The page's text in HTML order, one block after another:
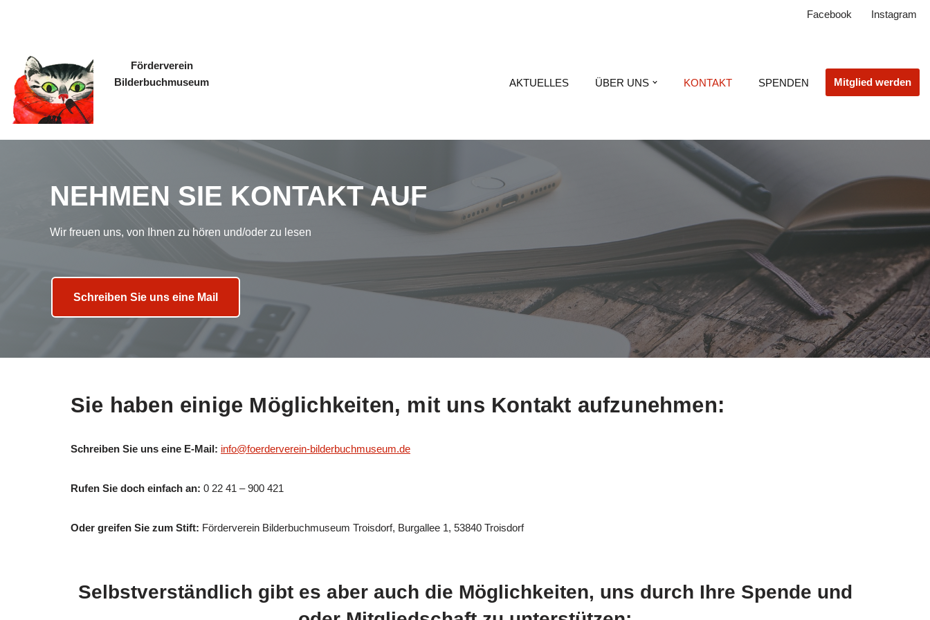
Inhalt
springen
Facebook Instagram
Förderverein
Bilderbuchmuseum
AKTUELLES ÜBER UNS KONTAKT SPENDEN Mitglied werden
NEHMEN SIE KONTAKT AUF
Wir freuen uns, von Ihnen zu hören und/oder zu lesen
Schreiben Sie uns eine Mail
Sie haben einige Möglichkeiten, mit uns Kontakt aufzunehmen:
Schreiben Sie uns eine E-Mail: info@foerderverein-bilderbuchmuseum.de
Rufen Sie doch einfach an: 0 22 41 – 900 421
Oder greifen Sie zum Stift: Förderverein Bilderbuchmuseum Troisdorf, Burgallee 1, 53840 Troisdorf
Selbstverständlich gibt es aber auch die Möglichkeiten, uns durch Ihre Spende und